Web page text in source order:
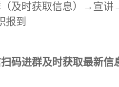
（及时获取信息）→宣
到
码进群及时获取最新信